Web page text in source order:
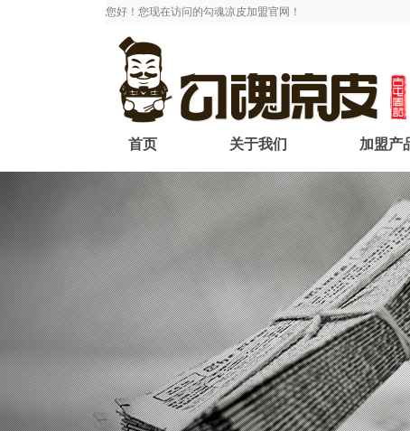
您好！您现在访问的勾魂凉皮加盟官网！
首页 关于我们 加盟产